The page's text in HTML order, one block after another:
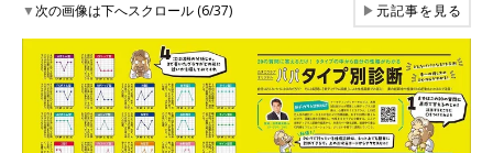
▼次の画像は下へスクロール (6/37) ▶元記事を見る